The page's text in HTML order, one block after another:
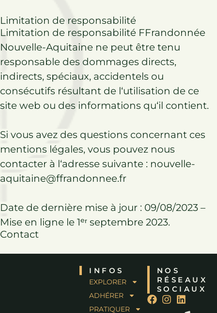
Limitation de responsabilité
Limitation de responsabilité FFrandonnée
Nouvelle-Aquitaine ne peut être tenu
responsable des dommages directs,
indirects, spéciaux, accidentels ou
consécutifs résultant de l‘utilisation de ce
site web ou des informations qu‘il contient.
Si vous avez des questions concernant ces
mentions légales, vous pouvez nous
contacter à l‘adresse suivante : nouvelle-
aquitaine@ffrandonnee.fr
Date de dernière mise à jour : 09/08/2023 –
Mise en ligne le 1ᵉʳ septembre 2023.
Contact
INFOS
EXPLORER
ADHÉRER
PRATIQUER
NOS
RÉSEAUX
SOCIAUX